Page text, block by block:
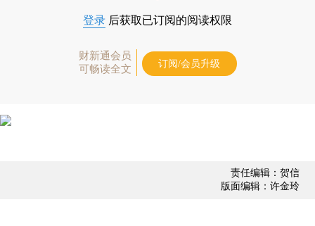
登录 后获取已订阅的阅读权限
财新通会员
可畅读全文
订阅/会员升级
责任编辑：贺信
版面编辑：许金玲